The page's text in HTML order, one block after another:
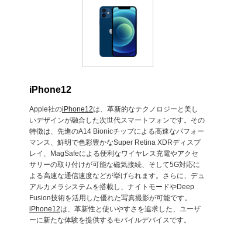
iPhone12
Apple社のiPhone12は、革新的なテクノロジーと美し
いデザインが融合した次世代スマートフォンです。その
特徴は、先進のA14 Bionicチップによる高速なパフォー
マンス、鮮明で色彩豊かなSuper Retina XDRディスプ
レイ、MagSafeによる便利なワイヤレス充電やアクセ
サリーの取り付けが可能な磁気接続、そして5G対応に
よる高速な通信速度などが挙げられます。さらに、デュ
アルカメラシステムを搭載し、ナイトモードやDeep
Fusion技術を活用した優れた写真撮影が可能です。
iPhone12は、革新性と使いやすさを追求した、ユーザ
ーに新たな体験を提供するモバイルデバイスです。